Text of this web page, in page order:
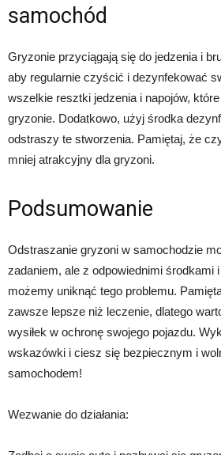
samochód
Gryzonie przyciągają się do jedzenia i
aby regularnie czyścić i dezynfekować
wszelkie resztki jedzenia i napojów,
gryzonie. Dodatkowo, użyj środka
odstraszy te stworzenia. Pamiętaj, że
mniej atrakcyjny dla gryzoni.
Podsumowanie
Odstraszanie gryzoni w samochodzie
zadaniem, ale z odpowiednimi środkami
możemy uniknąć tego problemu.
zawsze lepsze niż leczenie, dlatego
wysiłek w ochronę swojego pojazdu.
wskazówki i ciesz się bezpiecznym i
samochodem!
Wezwanie do działania: